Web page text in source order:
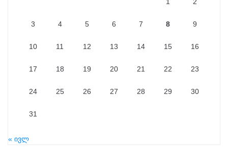
1 2
3 4 5 6 7 8 9
10 11 12 13 14 15 16
17 18 19 20 21 22 23
24 25 26 27 28 29 30
31
« ივლ